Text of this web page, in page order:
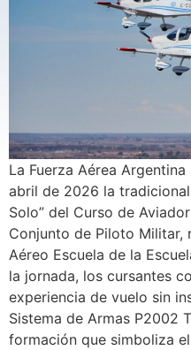
La Fuerza Aérea
abril de 2026 la
Solo” del Curso de
Conjunto de Piloto Militar,
Aéreo Escuela de la
la jornada, los cursantes
experiencia de vuelo sin
Sistema de Armas P2002
formación que simboliza